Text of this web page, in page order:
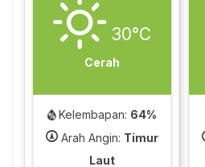
30°C
Cerah
Kelembapan: 64%
Arah Angin: Timur
Laut